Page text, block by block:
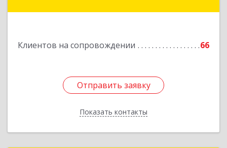
Клиентов на сопровождении 66
Отправить заявку
Показать контакты
Отправить заявку
Назад